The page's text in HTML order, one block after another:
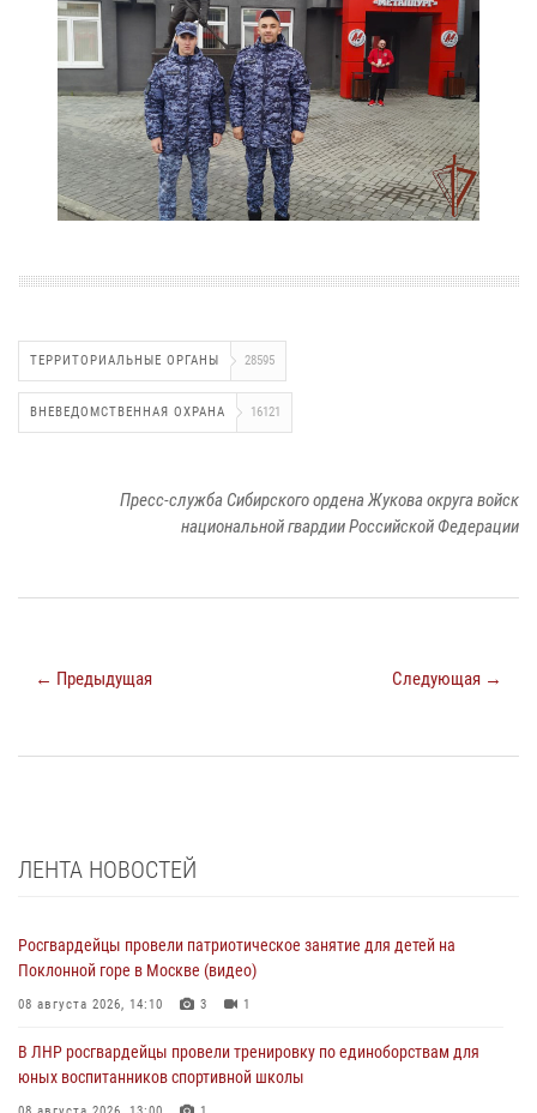
ТЕРРИТОРИАЛЬНЫЕ ОРГАНЫ 28595
ВНЕВЕДОМСТВЕННАЯ ОХРАНА 16121
Пресс-служба Сибирского ордена Жукова округа войск
национальной гвардии Российской Федерации
← Предыдущая Следующая →
ЛЕНТА НОВОСТЕЙ
Росгвардейцы провели патриотическое занятие для детей на
Поклонной горе в Москве (видео)
08 августа 2026, 14:10 3 1
В ЛНР росгвардейцы провели тренировку по единоборствам для
юных воспитанников спортивной школы